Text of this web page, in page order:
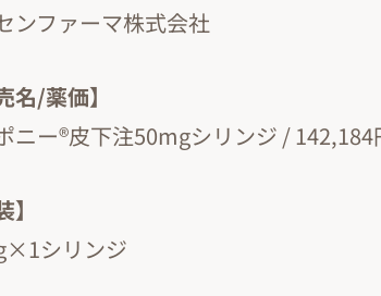
ンファーマ株式会社
名/薬価】
ニー®皮下注50mgシリンジ / 142,184
】
シリンジ